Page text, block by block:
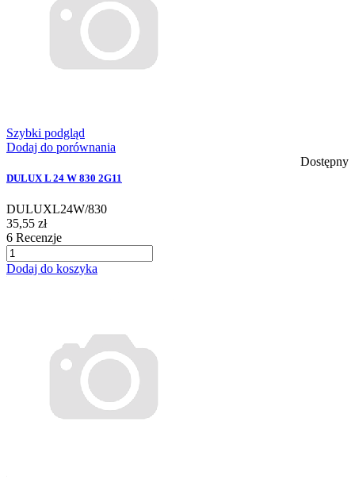
Szybki podgląd
Dodaj do porównania
Dostępny
DULUX L 24 W 830 2G11
DULUXL24W/830
35,55 zł
6 Recenzje
Dodaj do koszyka